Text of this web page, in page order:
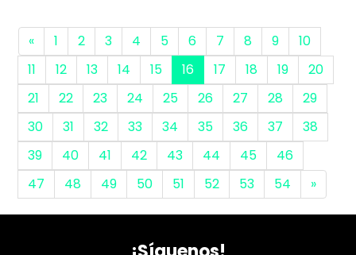
« 1 2 3 4 5 6 7 8 9
10
11
12 13 14 15 16 17 18 19
20
21
22 23 24 25 26 27 28
29
30
31 32 33 34 35 36 37
38
39
40 41 42 43 44 45
46
47
48 49 50 51 52 53 54 »